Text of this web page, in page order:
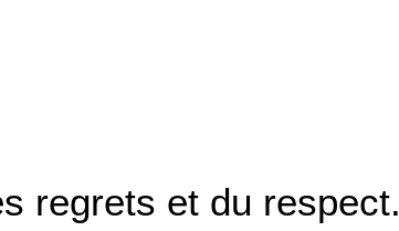
regrets et du respect.